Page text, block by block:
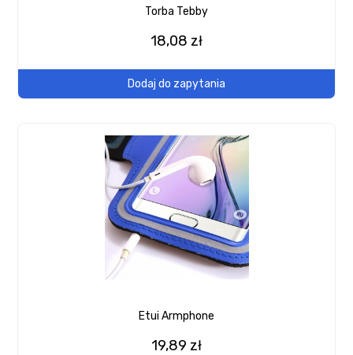
Torba Tebby
18,08 zł
Dodaj do zapytania
Etui Armphone
19,89 zł